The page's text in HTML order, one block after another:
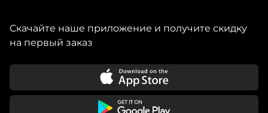
Скачайте наше приложение и получите скидку
на первый заказ